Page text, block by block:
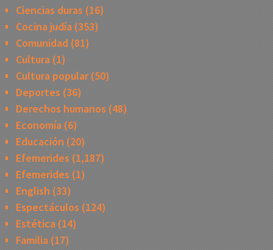
Ciencias duras (16)
Cocina judía(353)
Comunidad(81)
Cultura(1)
Cultura popular(50)
Deportes (36)
Derechos humanos (48)
Economía(6)
Educación (20)
Efemerides (1,187)
Efemerides (1)
English (33)
Espectáculos (124)
Estética(14)
Familia(17)